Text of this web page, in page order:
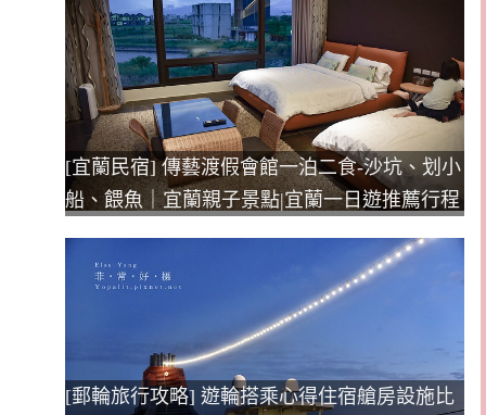
[宜蘭民宿] 傳藝渡假會館一泊二食-沙坑、划小
船、餵魚｜宜蘭親子景點|宜蘭一日遊推薦行程
[郵輪旅行攻略] 遊輪搭乘心得住宿艙房設施比